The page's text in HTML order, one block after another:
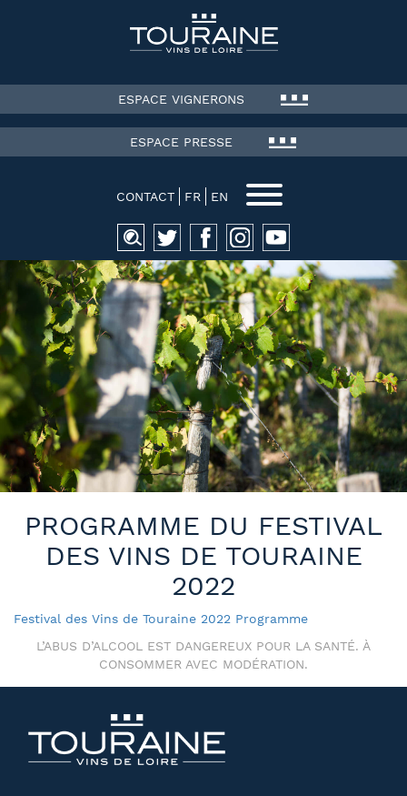
ESPACE VIGNERONS
ESPACE PRESSE
CONTACT FR EN
Recherche
pour :
PROGRAMME DU FESTIVAL
DES VINS DE TOURAINE
2022
Festival des Vins de Touraine 2022 Programme
L’ABUS D’ALCOOL EST DANGEREUX POUR LA SANTÉ. À
CONSOMMER AVEC MODÉRATION.